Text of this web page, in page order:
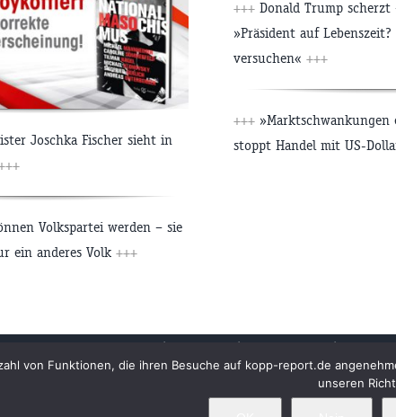
Joschka Fischer sieht in
Volkspartei werden – sie
ein anderes Volk +++
+++ Donald Trump
»Präsident auf
versuchen« +++
+++
stoppt Handel mit US-
von Funktionen, die ihren Besuche auf kopp-report.de
unseren